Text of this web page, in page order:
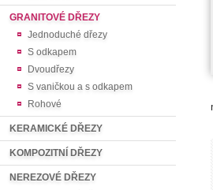
GRANITOVÉ DŘEZY
Jednoduché dřezy
S odkapem
Dvoudřezy
S vaničkou a s odkapem
Rohové
KERAMICKÉ DŘEZY
KOMPOZITNÍ DŘEZY
NEREZOVÉ DŘEZY